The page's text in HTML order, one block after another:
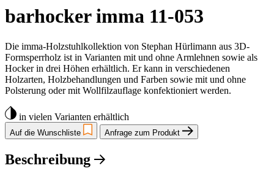
barhocker imma 11-053
Die imma-Holzstuhlkollektion von Stephan Hürlimann aus 3D-
Formsperrholz ist in Varianten mit und ohne Armlehnen sowie als
Hocker in drei Höhen erhältlich. Er kann in verschiedenen
Holzarten, Holzbehandlungen und Farben sowie mit und ohne
Polsterung oder mit Wollfilzauflage konfektioniert werden.
in vielen Varianten erhältlich
Auf die Wunschliste Anfrage zum Produkt
Beschreibung